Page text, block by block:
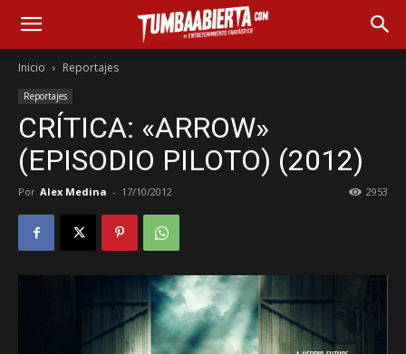
Inicio Reportajes
Reportajes
CRÍTICA: «ARROW»
(EPISODIO PILOTO) (2012)
Por Alex Medina - 17/10/2012 2953